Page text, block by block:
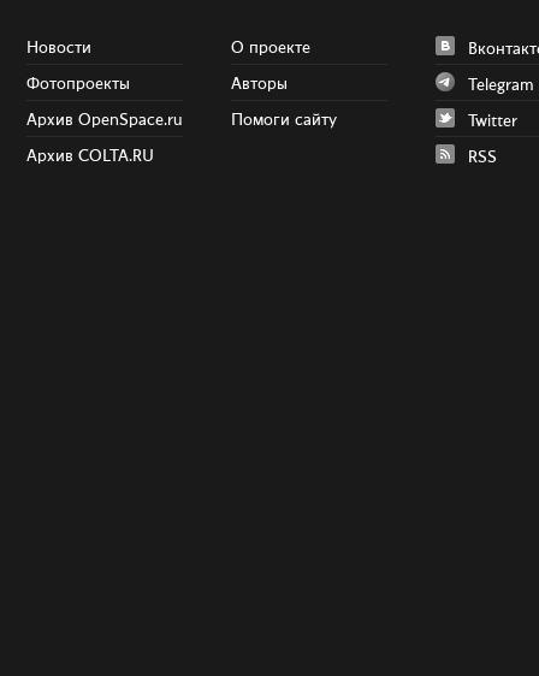
Новости
Фотопроекты
Архив OpenSpace.ru
Архив COLTA.RU
О проекте
Авторы
Помоги сайту
Telegram
Twitter
RSS